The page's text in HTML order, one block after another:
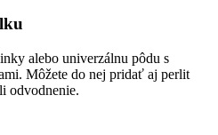
alebo univerzálnu pôdu s
Môžete do nej pridať aj perlit
odvodnenie.